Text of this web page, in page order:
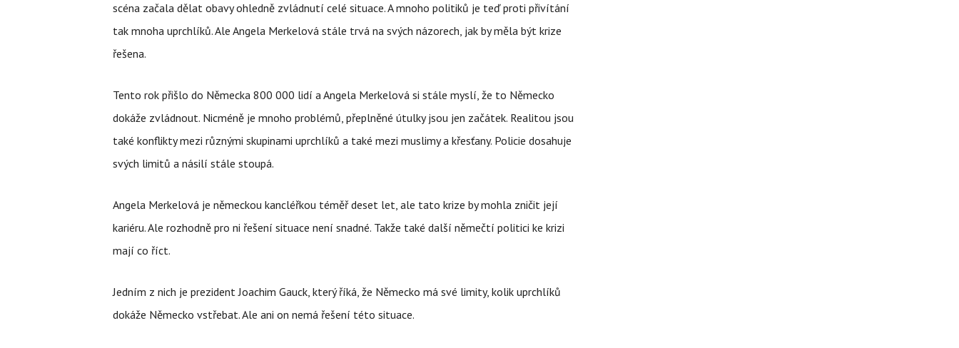
scéna začala dělat obavy ohledně zvládnutí celé situace. A mnoho politiků je teď proti přivítání
tak mnoha uprchlíků. Ale Angela Merkelová stále trvá na svých názorech, jak by měla být krize
řešena.
Tento rok přišlo do Německa 800 000 lidí a Angela Merkelová si stále myslí, že to Německo
dokáže zvládnout. Nicméně je mnoho problémů, přeplněné útulky jsou jen začátek. Realitou jsou
také konflikty mezi různými skupinami uprchlíků a také mezi muslimy a křesťany. Policie dosahuje
svých limitů a násilí stále stoupá.
Angela Merkelová je německou kancléřkou téměř deset let, ale tato krize by mohla zničit její
kariéru. Ale rozhodně pro ni řešení situace není snadné. Takže také další němečtí politici ke krizi
mají co říct.
Jedním z nich je prezident Joachim Gauck, který říká, že Německo má své limity, kolik uprchlíků
dokáže Německo vstřebat. Ale ani on nemá řešení této situace.